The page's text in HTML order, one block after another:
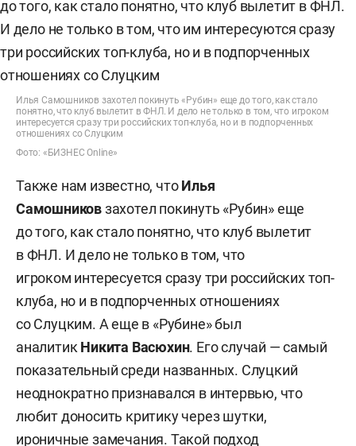
Илья Самошников захотел покинуть «Рубин» еще до того, как стало
понятно, что клуб вылетит в ФНЛ. И дело не только в том, что игроком
интересуется сразу три российских топ-клуба, но и в подпорченных
отношениях со Слуцким
Фото: «БИЗНЕС Online»
Также нам известно, чтоИлья
Самошниковзахотел покинуть «Рубин» еще
до того, как стало понятно, что клуб вылетит
в ФНЛ. И дело не только в том, что
игроком интересуется сразу три российских топ-
клуба, но и в подпорченных отношениях
со Слуцким. А еще в «Рубине» был
аналитик Никита Васюхин. Его случай — самый
показательный среди названных. Слуцкий
неоднократно признавался в интервью, что
любит доносить критику через шутки,
ироничные замечания. Такой подход